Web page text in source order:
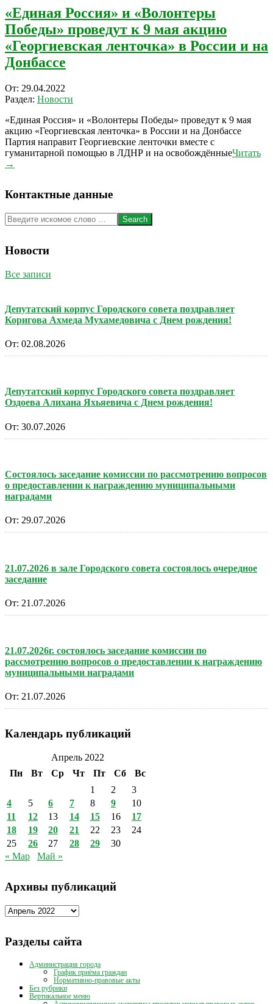
«Единая Россия» и «Волонтеры
Победы» проведут к 9 мая акцию
«Георгиевская ленточка» в России и на
Донбассе
2022-
04-
От: 29.04.2022
Раздел: Новости
«Единая Россия» и «Волонтеры Победы» проведут к 9 мая
акцию «Георгиевская ленточка» в России и на Донбассе
Партия направит Георгиевские ленточки вместе с
гуманитарной помощью в ЛДНР и на освобождённыеЧитать
→
Контактные данные
Search
Новости
Все записи
Депутатский корпус Городского совета поздравляет
Коригова Ахмеда Мухамедовича с Днем рождения!
От: 02.08.2026
Депутатский корпус Городского совета поздравляет
Оздоева Алихана Яхьяевича с Днем рождения!
От: 30.07.2026
Состоялось заседание комиссии по рассмотрению вопросов
о предоставлении к награждению муниципальными
наградами
От: 29.07.2026
21.07.2026 в зале Городского совета состоялось очередное
заседание
От: 21.07.2026
21.07.2026г. состоялось заседание комиссии по
рассмотрению вопросов о предоставлении к награждению
муниципальными наградами
От: 21.07.2026
Календарь публикаций
Апрель 2022
Пн
Вт Ср Чт Пт Сб
Вс
1
2
3
4
5 6 7 8 9
10
11
12 13 14 15 16
17
18
19 20 21 22 23
24
25
26 27 28 29
30
« Мар
Май »
Архивы публикаций
Архивы
Разделы сайта
Администрация города
График приёма граждан
Нормативно-правовые акты
Без рубрики
Вертикальное меню